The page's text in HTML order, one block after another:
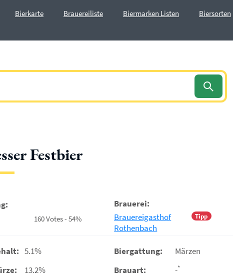
Bierkarte Brauereiliste Biermarken Listen Biersorten
Festbier
160 Votes - 54%
Brauerei:
Tipp
Brauereigasthof
Rothenbach
5.1%
13.2%
Biergattung:
Märzen
Brauart:
-*